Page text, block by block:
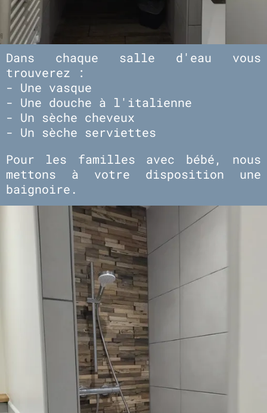
Dans chaque salle d'eau vous
trouverez :
- Une vasque
- Une douche à l'italienne
- Un sèche cheveux
- Un sèche serviettes
Pour les familles avec bébé, nous
mettons à votre disposition une
baignoire.